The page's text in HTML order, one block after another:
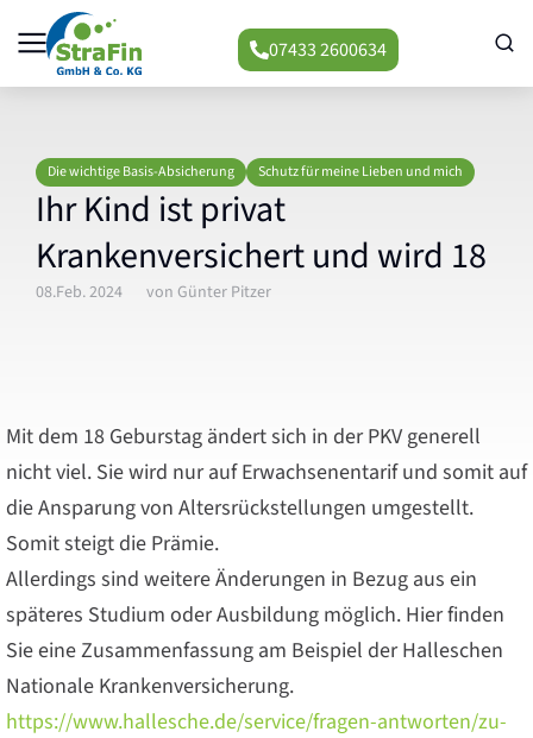
07433 2600634
Die wichtige Basis-Absicherung Schutz für meine Lieben und mich
Ihr Kind ist privat
Krankenversichert und wird 18
08.Feb. 2024 von Günter Pitzer
Mit dem 18 Geburstag ändert sich in der PKV generell
nicht viel. Sie wird nur auf Erwachsenentarif und somit auf
die Ansparung von Altersrückstellungen umgestellt.
Somit steigt die Prämie.
Allerdings sind weitere Änderungen in Bezug aus ein
späteres Studium oder Ausbildung möglich. Hier finden
Sie eine Zusammenfassung am Beispiel der Halleschen
Nationale Krankenversicherung.
https://www.hallesche.de/service/fragen-antworten/zu-